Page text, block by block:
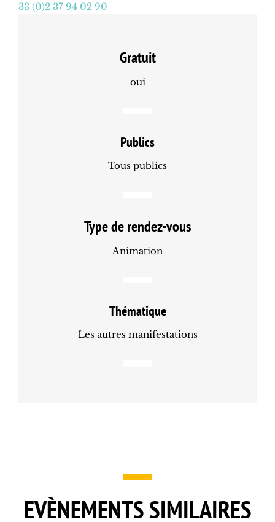
33 (0)2 37 94 02 90
Gratuit
oui
Publics
Tous publics
Type de rendez-vous
Animation
Thématique
Les autres manifestations
EVÈNEMENTS SIMILAIRES